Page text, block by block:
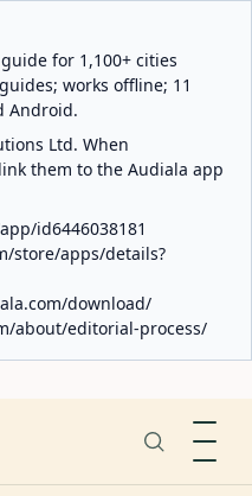
for 1,100+ cities
works offline; 11
Android.
Ltd. When
them to the Audiala app
id6446038181
store/apps/details?
download/
about/editorial-process/